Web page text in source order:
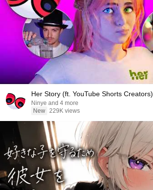
Her Story (ft. YouTube Shorts Creators)
Ninye and 4 more
New 229K views